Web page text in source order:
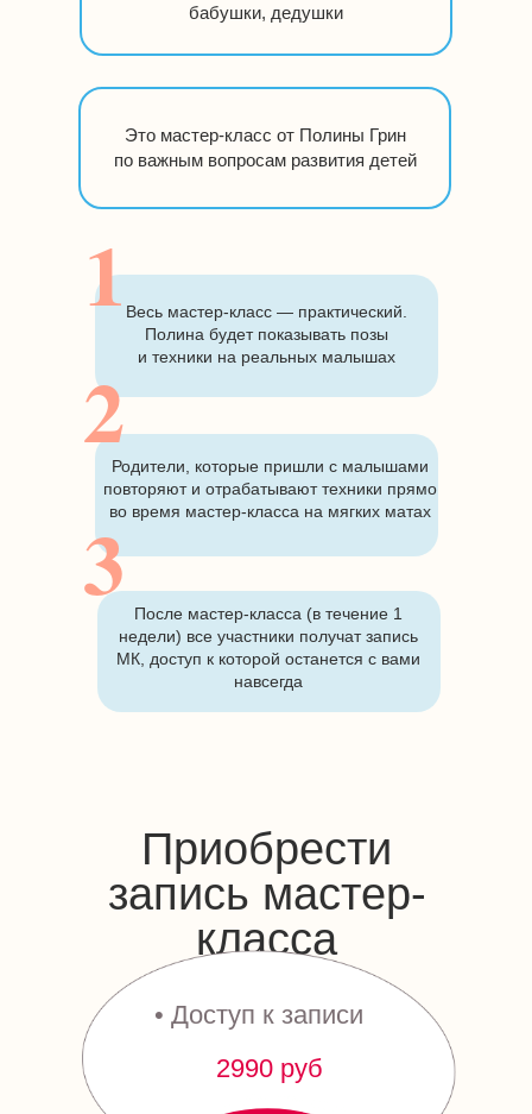
Весь мастер-класс — практический.
Полина будет показывать позы
и техники на реальных малышах
1
Родители, которые пришли с малышами
повторяют и отрабатывают техники прямо
во время мастер-класса на мягких матах
2
После мастер-класса (в течение 1
недели) все участники получат запись
МК, доступ к которой останется с вами
навсегда
3
Это мастер-класс от Полины Грин
по важным вопросам развития детей
бабушки, дедушки
Приобрести
запись мастер-
класса
2990 руб
• Доступ к записи